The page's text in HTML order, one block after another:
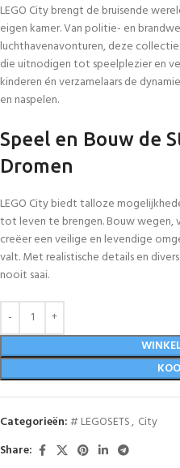
LEGO City brengt de bruisende
eigen kamer. Van politie- en
luchthavenavonturen, deze
die uitnodigen tot speelplezier en
kinderen én verzamelaars de
en naspelen.
Speel en Bouw de
Dromen
LEGO City biedt talloze
tot leven te brengen. Bouw wegen,
creëer een veilige en levendige
valt. Met realistische details en
nooit saai.
Categorieën:# LEGOSETS, City
Share: